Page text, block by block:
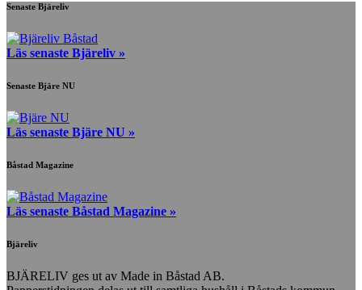
Senaste Bjäreliv
Läs senaste Bjäreliv »
Senaste Bjäre NU
Läs senaste Bjäre NU »
Båstad Magazine
Läs senaste Båstad Magazine »
Bjäreliv
BJÄRELIV ges ut av Made in Båstad AB.